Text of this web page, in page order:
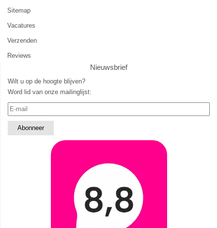
Sitemap
Vacatures
Verzenden
Reviews
Nieuwsbrief
Wilt u op de hoogte blijven?
Word lid van onze mailinglijst: